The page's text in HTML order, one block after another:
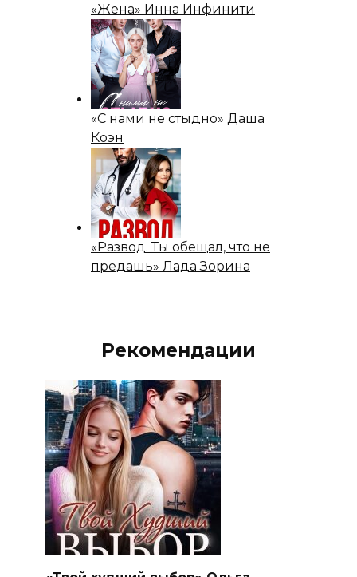
«Жена» Инна Инфинити
«С нами не стыдно» Даша
Коэн
«Развод. Ты обещал, что не
предашь» Лада Зорина
Рекомендации